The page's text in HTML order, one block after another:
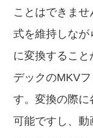
ことはできま
式を維持しな
に変換するこ
デックのMKV
す。変換の際
可能ですし、